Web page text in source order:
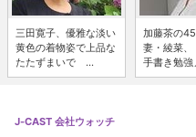
三田寛子、優雅な淡い
黄色の着物姿で上品な
たたずまいで ...
加藤茶の
妻・綾菜、
手書き勉強
J-CAST 会社ウォッチ